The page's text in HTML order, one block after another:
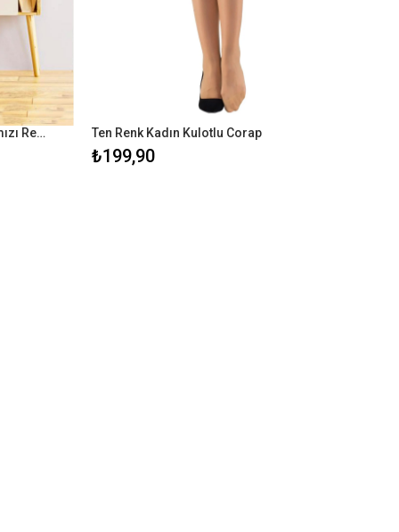
Desenlı Jartiyer Gorunumlu Kırmızı Renk Fantezi Vücut Çorabı Ten Renk Kadın Kulotlu Corap
₺199,90